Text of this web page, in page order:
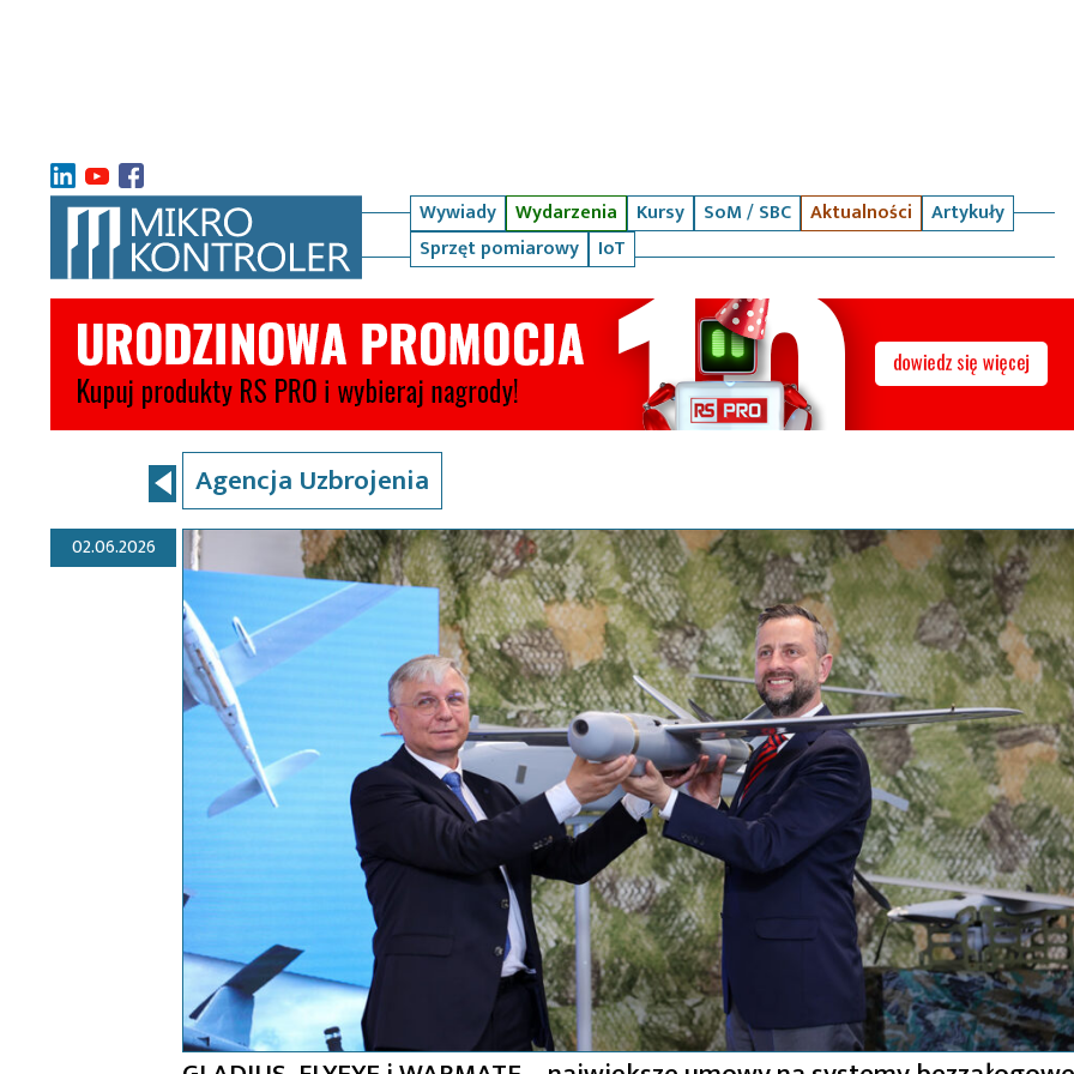
Wywiady Wydarzenia Kursy SoM / SBC Aktualności
Artykuły
Sprzęt pomiarowy
IoT
Agencja Uzbrojenia
02.06.2026